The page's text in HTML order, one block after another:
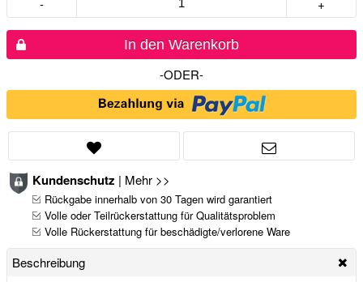
In den Warenkorb
-ODER-
Kundenschutz | Mehr >>
Rückgabe innerhalb von 30 Tagen wird garantiert
Volle oder Teilrückerstattung für Qualitätsproblem
Volle Rückerstattung für beschädigte/verlorene Ware
Beschreibung